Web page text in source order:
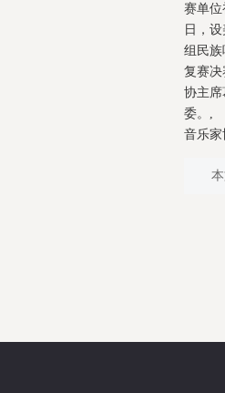
赛单
日，
组民族
复赛
协主
委。,
音乐家